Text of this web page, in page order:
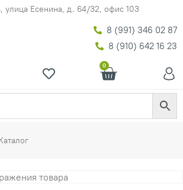
улица Есенина, д. 64/32, офис 103
8 (991) 346 02 87
8 (910) 642 16 23
0